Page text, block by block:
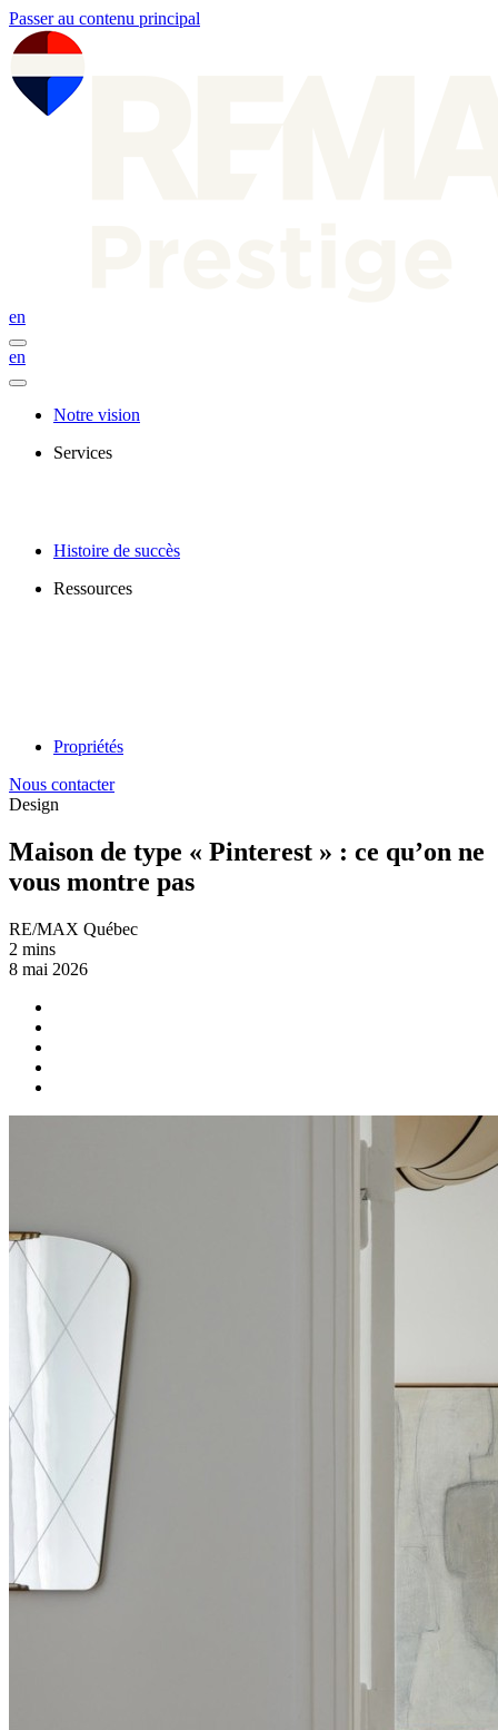
Passer au contenu principal
en
en
Notre vision
Services
Histoire de succès
Ressources
Propriétés
Nous contacter
Design
Maison de type « Pinterest » : ce qu’on ne
vous montre pas
RE/MAX Québec
2 mins
8 mai 2026